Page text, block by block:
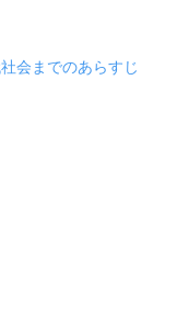
会までのあらすじ